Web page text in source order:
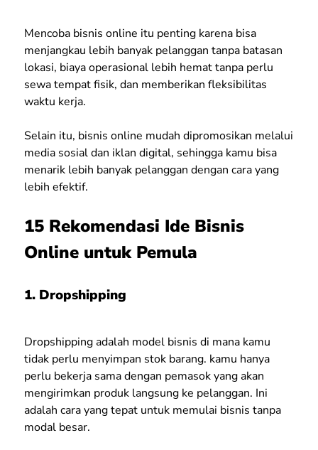
Mencoba bisnis online itu penting karena bisa
menjangkau lebih banyak pelanggan tanpa batasan
lokasi, biaya operasional lebih hemat tanpa perlu
sewa tempat fisik, dan memberikan fleksibilitas
waktu kerja.
Selain itu, bisnis online mudah dipromosikan melalui
media sosial dan iklan digital, sehingga kamu bisa
menarik lebih banyak pelanggan dengan cara yang
lebih efektif.
15 Rekomendasi Ide Bisnis
Online untuk Pemula
1. Dropshipping
Dropshipping adalah model bisnis di mana kamu
tidak perlu menyimpan stok barang. kamu hanya
perlu bekerja sama dengan pemasok yang akan
mengirimkan produk langsung ke pelanggan. Ini
adalah cara yang tepat untuk memulai bisnis tanpa
modal besar.